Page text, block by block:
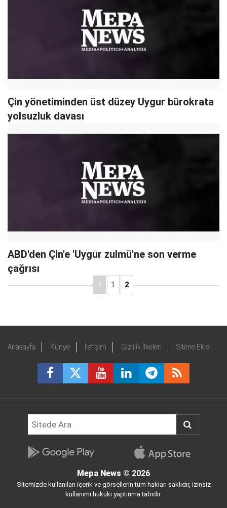
Çin yönetiminden üst düzey Uygur bürokrata
yolsuzluk davası
ABD'den Çin'e 'Uygur zulmü'ne son verme
çağrısı
1 2
Anasayfa Künye İletişim Gizlilik İlkeleri Sitene Ekle
Mepa News © 2026
Sitemizde kullanılan içerik ve görsellerin tüm hakları saklıdır, izinsiz
kullanımı hukuki yaptırıma tabidir.